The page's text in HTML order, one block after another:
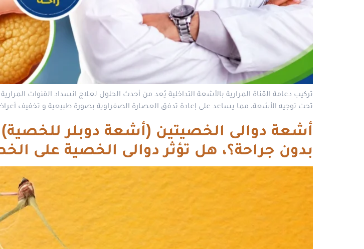
تركيب دعامة القناة المرارية بالأشعة التداخلية يُعد من أحدث الحلول لعلاج انسداد القنوات
تحت توجيه الأشعة، مما يساعد على إعادة تدفق العصارة الصفراوية بصورة طبيعية و تخفيف
بدون جراحة؟، هل تؤثر دوالى الخصية على